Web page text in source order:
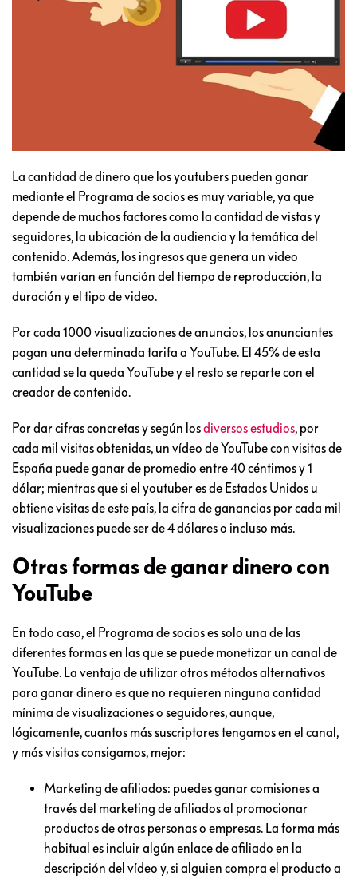
La cantidad de dinero que los youtubers pueden ganar
mediante el Programa de socios es muy variable, ya que
depende de muchos factores como la cantidad de vistas y
seguidores, la ubicación de la audiencia y la temática del
contenido. Además, los ingresos que genera un video
también varían en función del tiempo de reproducción, la
duración y el tipo de video.
Por cada 1000 visualizaciones de anuncios, los anunciantes
pagan una determinada tarifa a YouTube. El 45% de esta
cantidad se la queda YouTube y el resto se reparte con el
creador de contenido.
Por dar cifras concretas y según losdiversos estudios, por
cada mil visitas obtenidas, un vídeo de YouTube con visitas de
España puede ganar de promedio entre 40 céntimos y 1
dólar; mientras que si el youtuber es de Estados Unidos u
obtiene visitas de este país, la cifra de ganancias por cada mil
visualizaciones puede ser de 4 dólares o incluso más.
Otras formas de ganar dinero con
YouTube
En todo caso, el Programa de socios es solo una de las
diferentes formas en las que se puede monetizar un canal de
YouTube. La ventaja de utilizar otros métodos alternativos
para ganar dinero es que no requieren ninguna cantidad
mínima de visualizaciones o seguidores, aunque,
lógicamente, cuantos más suscriptores tengamos en el canal,
y más visitas consigamos, mejor:
Marketing de afiliados: puedes ganar comisiones a
través del marketing de afiliados al promocionar
productos de otras personas o empresas. La forma más
habitual es incluir algún enlace de afiliado en la
descripción del vídeo y, si alguien compra el producto a